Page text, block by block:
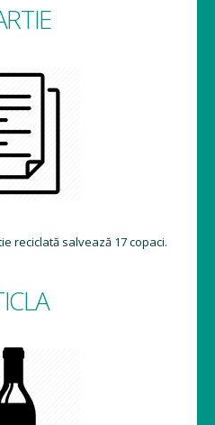
reciclată salvează 17 copaci.